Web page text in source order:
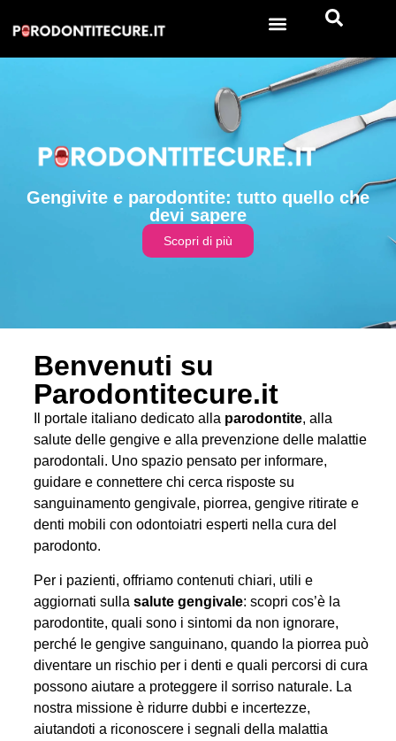
Gengivite e parodontite: tutto quello che
devi sapere
Scopri di più
Benvenuti su
Parodontitecure.it
Il portale italiano dedicato alla parodontite, alla
salute delle gengive e alla prevenzione delle malattie
parodontali. Uno spazio pensato per informare,
guidare e connettere chi cerca risposte su
sanguinamento gengivale, piorrea, gengive ritirate e
denti mobili con odontoiatri esperti nella cura del
parodonto.
Per i pazienti, offriamo contenuti chiari, utili e
aggiornati sullasalute gengivale: scopri cos’è la
parodontite, quali sono i sintomi da non ignorare,
perché le gengive sanguinano, quando la piorrea può
diventare un rischio per i denti e quali percorsi di cura
possono aiutare a proteggere il sorriso naturale. La
nostra missione è ridurre dubbi e incertezze,
aiutandoti a riconoscere i segnali della malattia